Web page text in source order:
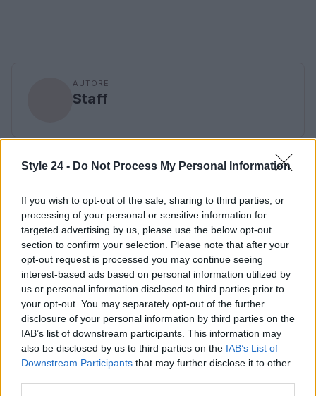
Style 24 - Do Not Process My Personal Information
If you wish to opt-out of the sale, sharing to third parties, or
processing of your personal or sensitive information for
targeted advertising by us, please use the below opt-out
section to confirm your selection. Please note that after your
opt-out request is processed you may continue seeing
interest-based ads based on personal information utilized by
us or personal information disclosed to third parties prior to
your opt-out. You may separately opt-out of the further
disclosure of your personal information by third parties on the
IAB’s list of downstream participants. This information may
also be disclosed by us to third parties on the IAB’s List of
Downstream Participants that may further disclose it to other
AUTORE
Staff